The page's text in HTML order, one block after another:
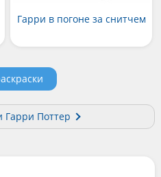
Гарри в погоне за снитчем
Гарри Поттер